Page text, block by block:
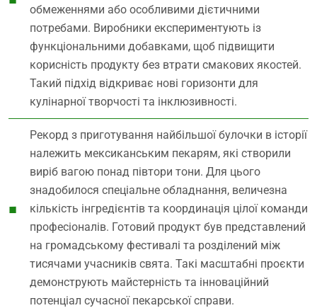
обмеженнями або особливими дієтичними
потребами. Виробники експериментують із
функціональними добавками, щоб підвищити
корисність продукту без втрати смакових якостей.
Такий підхід відкриває нові горизонти для
кулінарної творчості та інклюзивності.
Рекорд з приготування найбільшої булочки в історії
належить мексиканським пекарям, які створили
виріб вагою понад півтори тони. Для цього
знадобилося спеціальне обладнання, величезна
кількість інгредієнтів та координація цілої команди
професіоналів. Готовий продукт був представлений
на громадському фестивалі та розділений між
тисячами учасників свята. Такі масштабні проєкти
демонструють майстерність та інноваційний
потенціал сучасної пекарської справи.